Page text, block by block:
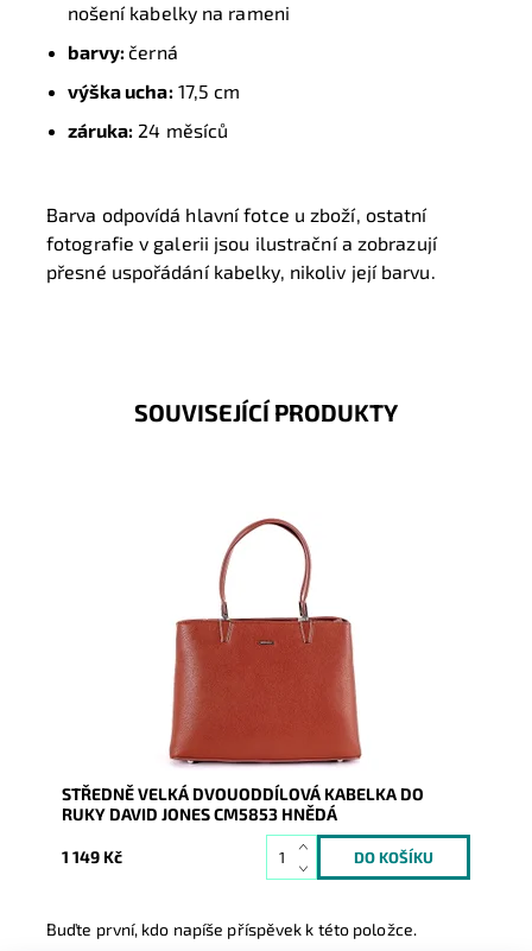
nošení kabelky na rameni
barvy:černá
výška ucha:17,5 cm
záruka: 24 měsíců
Barva odpovídá hlavní fotce u zboží, ostatní
fotografie v galerii jsou ilustrační a zobrazují
přesné uspořádání kabelky, nikoliv její barvu.
SOUVISEJÍCÍ PRODUKTY
Středně velká kabelka značky David Jones v hnědé
barvě upoutá svojí elegancí a nadčasovým vzhledem.
Skladem
8514
David Jones Paris
2 roky
STŘEDNĚ VELKÁ DVOUODDÍLOVÁ KABELKA DO
RUKY DAVID JONES CM5853 HNĚDÁ
1 149 Kč
Buďte první, kdo napíše příspěvek k této položce.